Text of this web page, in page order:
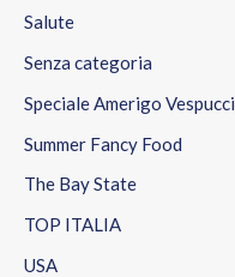
Salute
Senza categoria
Speciale Amerigo Vespucci
Summer Fancy Food
The Bay State
TOP ITALIA
USA